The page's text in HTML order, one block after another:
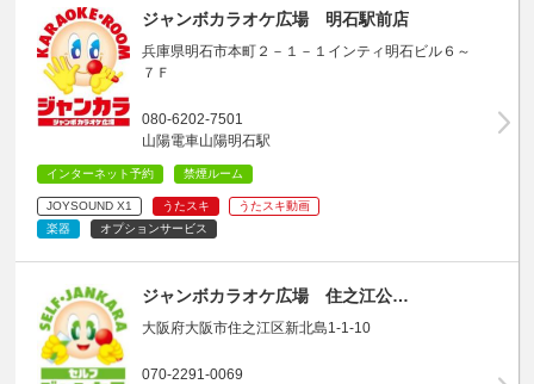
ジャンボカラオケ広場 明石駅前店
兵庫県明石市本町２－１－１インティ明石ビル６～
７Ｆ
080-6202-7501
山陽電車山陽明石駅
インターネット予約 禁煙ルーム
JOYSOUND X1 うたスキ
うたスキ動画
楽器
オプションサービス
ジャンボカラオケ広場 住之江公…
大阪府大阪市住之江区新北島1-1-10
070-2291-0069